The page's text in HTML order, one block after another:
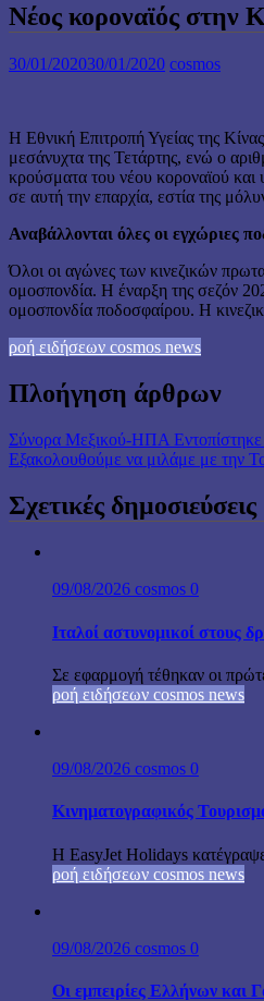
Νέος κοροναϊός στην
30/01/202030/01/2020 cosmos
Η Εθνική Επιτροπή Υγείας της
μεσάνυχτα της Τετάρτης, ενώ ο
κρούσματα του νέου κοροναϊού
σε αυτή την επαρχία, εστία της
Αναβάλλονται όλες οι εγχώριες
Όλοι οι αγώνες των κινεζικών
ομοσπονδία. Η έναρξη της σεζόν
ομοσπονδία ποδοσφαίρου. Η
ροή ειδήσεων cosmos news
Πλοήγηση άρθρων
Σύνορα Μεξικού-ΗΠΑ Εντοπίστηκε
Εξακολουθούμε να μιλάμε με την
Σχετικές δημοσιεύσεις
09/08/2026 cosmos 0
Ιταλοί αστυνομικοί στους
Σε εφαρμογή τέθηκαν οι
ροή ειδήσεων cosmos news
09/08/2026 cosmos 0
Κινηματογραφικός
Η EasyJet Holidays
ροή ειδήσεων cosmos news
09/08/2026 cosmos 0
Οι εμπειρίες Ελλήνων και